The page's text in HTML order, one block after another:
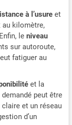
l'ajustement :
que cette pièce
est compatible
à l'aide des
votre véhicule et
existant.
à l’usureet
kilomètre,
le niveau
sur autoroute,
fatiguer au
et la
peut être
et un réseau
d’un